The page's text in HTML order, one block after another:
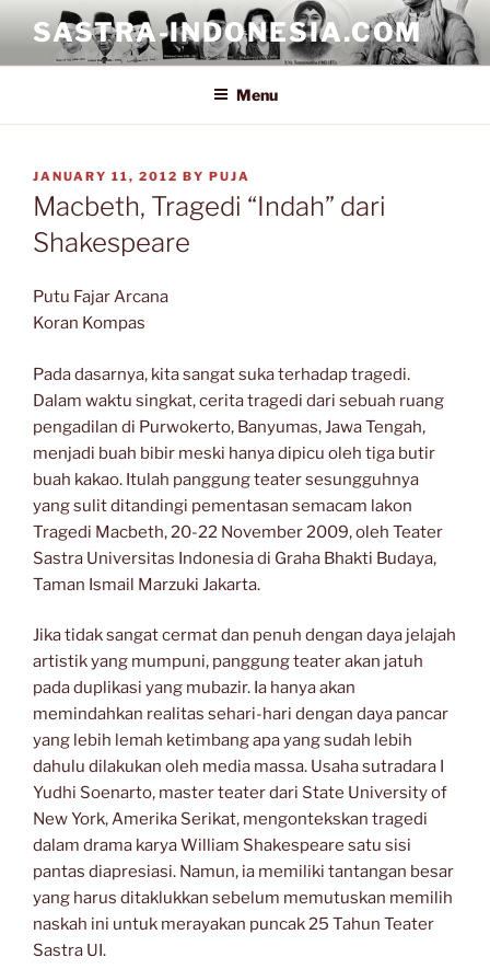
content
SASTRA-INDONESIA.COM
Menu
POSTED
ON
JANUARY 11, 2012 BY PUJA
Macbeth, Tragedi “Indah” dari
Shakespeare
Putu Fajar Arcana
Koran Kompas
Pada dasarnya, kita sangat suka terhadap tragedi.
Dalam waktu singkat, cerita tragedi dari sebuah ruang
pengadilan di Purwokerto, Banyumas, Jawa Tengah,
menjadi buah bibir meski hanya dipicu oleh tiga butir
buah kakao. Itulah panggung teater sesungguhnya
yang sulit ditandingi pementasan semacam lakon
Tragedi Macbeth, 20-22 November 2009, oleh Teater
Sastra Universitas Indonesia di Graha Bhakti Budaya,
Taman Ismail Marzuki Jakarta.
Jika tidak sangat cermat dan penuh dengan daya jelajah
artistik yang mumpuni, panggung teater akan jatuh
pada duplikasi yang mubazir. Ia hanya akan
memindahkan realitas sehari-hari dengan daya pancar
yang lebih lemah ketimbang apa yang sudah lebih
dahulu dilakukan oleh media massa. Usaha sutradara I
Yudhi Soenarto, master teater dari State University of
New York, Amerika Serikat, mengontekskan tragedi
dalam drama karya William Shakespeare satu sisi
pantas diapresiasi. Namun, ia memiliki tantangan besar
yang harus ditaklukkan sebelum memutuskan memilih
naskah ini untuk merayakan puncak 25 Tahun Teater
Sastra UI.